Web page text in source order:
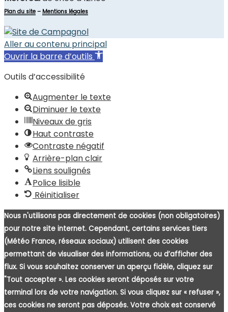
Plan du site – Mentions légales
Aller au contenu principal
Ouvrir la barre d’outils
Outils d’accessibilité
Augmenter le texte
Diminuer le texte
Niveaux de gris
Haut contraste
Contraste négatif
Arrière-plan clair
Liens soulignés
Police lisible
Réinitialiser
Nous n'utilisons pas directement de cookies (non obligatoires)
pour notre site internet. Cependant, certains services tiers
(Météo France, réseaux sociaux) utilisent des cookies
permettant de visualiser des informations, ou d’afficher des
flux. Si vous souhaitez conserver un aperçu fidèle, cliquez sur
"Tout accepter ». Les cookies seront déposés sur votre
terminal lors de votre navigation. Si vous cliquez sur « refuser »,
ces cookies ne seront pas déposés. Votre choix est conservé